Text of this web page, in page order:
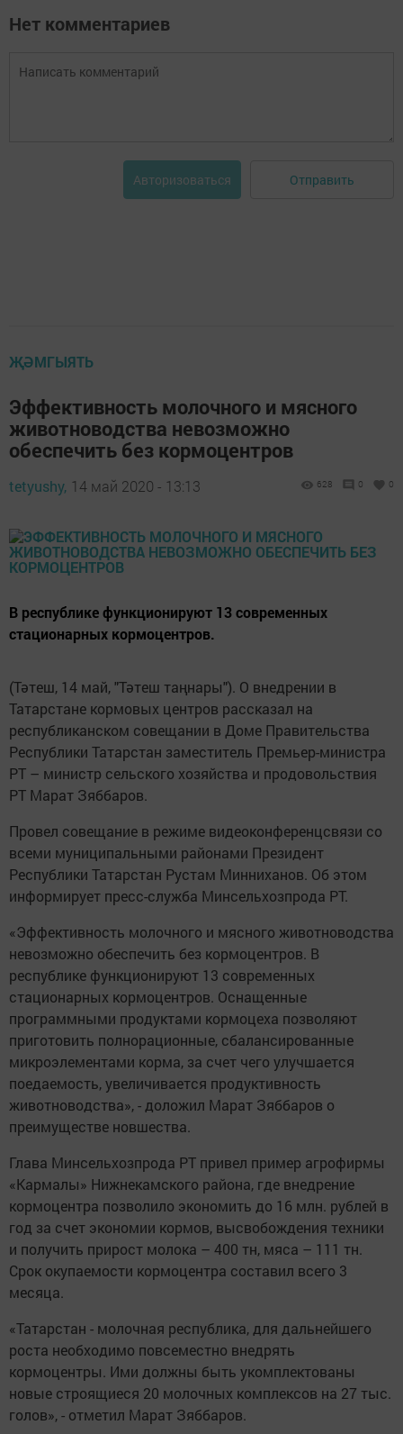
Нет комментариев
Авторизоваться Отправить
ҖӘМГЫЯТЬ
Эффективность молочного и мясного
животноводства невозможно
обеспечить без кормоцентров
tetyushy, 14 май 2020 - 13:13 628 0 0
В республике функционируют 13 современных
стационарных кормоцентров.
(Тәтеш, 14 май, "Тәтеш таңнары"). О внедрении в
Татарстане кормовых центров рассказал на
республиканском совещании в Доме Правительства
Республики Татарстан заместитель Премьер-министра
РТ – министр сельского хозяйства и продовольствия
РТ Марат Зяббаров.
Провел совещание в режиме видеоконференцсвязи со
всеми муниципальными районами Президент
Республики Татарстан Рустам Минниханов. Об этом
информирует пресс-служба Минсельхозпрода РТ.
«Эффективность молочного и мясного животноводства
невозможно обеспечить без кормоцентров. В
республике функционируют 13 современных
стационарных кормоцентров. Оснащенные
программными продуктами кормоцеха позволяют
приготовить полнорационные, сбалансированные
микроэлементами корма, за счет чего улучшается
поедаемость, увеличивается продуктивность
животноводства», - доложил Марат Зяббаров о
преимуществе новшества.
Глава Минсельхозпрода РТ привел пример агрофирмы
«Кармалы» Нижнекамского района, где внедрение
кормоцентра позволило экономить до 16 млн. рублей в
год за счет экономии кормов, высвобождения техники
и получить прирост молока – 400 тн, мяса – 111 тн.
Срок окупаемости кормоцентра составил всего 3
месяца.
«Татарстан - молочная республика, для дальнейшего
роста необходимо повсеместно внедрять
кормоцентры. Ими должны быть укомплектованы
новые строящиеся 20 молочных комплексов на 27 тыс.
голов», - отметил Марат Зяббаров.